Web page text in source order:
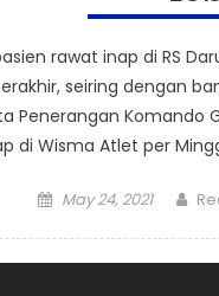
rawat inap di RS
seiring dengan
Penerangan
di Wisma Atlet per
Posted
May 24, 2021